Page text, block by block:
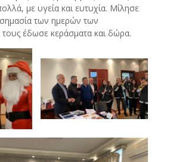
με υγεία και ευτυχία. Μίλησε
σημασία των ημερών των
έδωσε κεράσματα και δώρα.